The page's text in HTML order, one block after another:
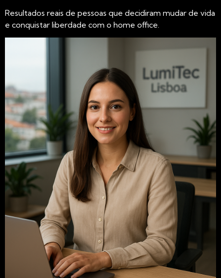
Resultados reais de pessoas que decidiram mudar de vida
e conquistar liberdade com o home office.